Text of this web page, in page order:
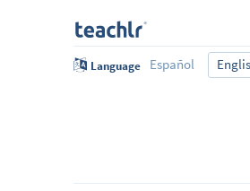
Language Español